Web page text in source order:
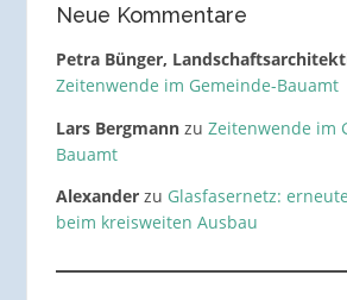
Neue Kommentare
Petra Bünger,
Zeitenwende im Gemeinde-Bauamt
Lars Bergmannzu Zeitenwende im
Bauamt
Alexanderzu Glasfasernetz:
beim kreisweiten Ausbau